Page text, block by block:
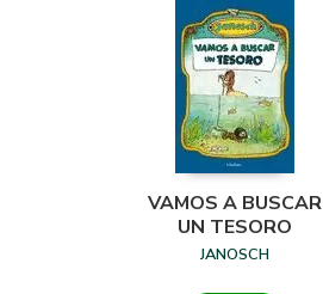
VAMOS A BUSCAR
UN TESORO
JANOSCH